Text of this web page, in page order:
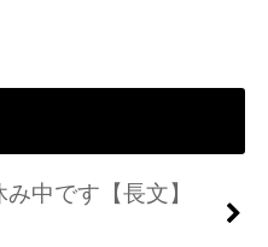
中です【長文】